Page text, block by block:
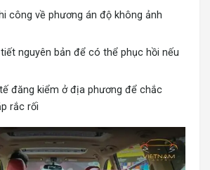
công về phương án độ không ảnh
nguyên bản để có thể phục hồi nếu
đăng kiểm ở địa phương để chắc
rắc rối